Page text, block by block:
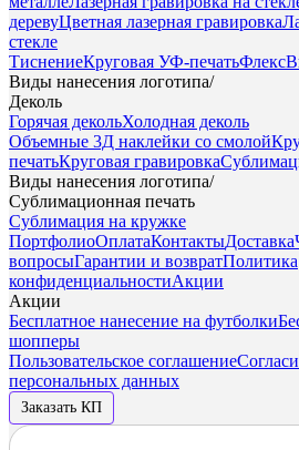
деревуЦветная лазерная гравировка
стекле
ТиснениеКруговая УФ-печатьФлекс
Виды нанесения логотипа/
Деколь
Горячая декольХолодная деколь
Объемные 3Д наклейки со смолой
печатьКруговая гравировка
Виды нанесения логотипа/
Сублимационная печать
Сублимация на кружке
ПортфолиоОплатаКонтактыДоставка
вопросыГарантии и возвратПолитика
конфиденциальностиАкции
Акции
Бесплатное нанесение на футболки
шопперы
Пользовательское соглашение
персональных данных
Заказать КП